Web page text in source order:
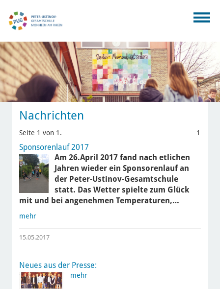
Nachrichten
Seite 1 von 1. 1
Sponsorenlauf 2017
Am 26.April 2017 fand nach etlichen
Jahren wieder ein Sponsorenlauf an
der Peter-Ustinov-Gesamtschule
statt. Das Wetter spielte zum Glück
mit und bei angenehmen Temperaturen,…
mehr
15.05.2017
Neues aus der Presse:
mehr